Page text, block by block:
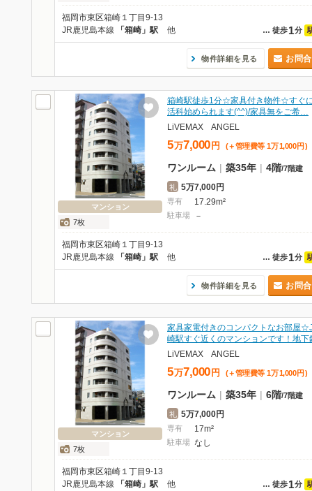
福岡市東区箱崎１丁目9-13
… 徒歩1分
JR鹿児島本線 「箱崎」駅 他
物件詳細を見る お問
マンション
7枚
箱崎駅徒歩1分☆家具付き物件☆すぐ
活科始められます(^^)/家具無をご希…
LiVEMAX ANGEL
5万7,000 円 (＋管理費等 1万1,000 円 )
ワンルーム | 築35年 | 4階/7階建
礼 5万7,000円
専有 17.29m²
駐車場 －
福岡市東区箱崎１丁目9-13
… 徒歩1分
JR鹿児島本線 「箱崎」駅 他
物件詳細を見る お問
マンション
7枚
家具家電付きのコンパクトなお部屋
崎駅すぐ近くのマンションです！地
LiVEMAX ANGEL
5万7,000 円 (＋管理費等 1万1,000 円 )
ワンルーム | 築35年 | 6階/7階建
礼 5万7,000円
専有 17m²
駐車場 なし
福岡市東区箱崎１丁目9-13
… 徒歩1分
JR鹿児島本線 「箱崎」駅 他